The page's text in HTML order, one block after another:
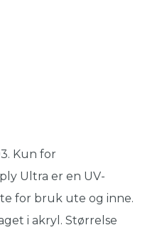
Kun for
Ultra er en UV-
for bruk ute og inne.
i akryl. Størrelse